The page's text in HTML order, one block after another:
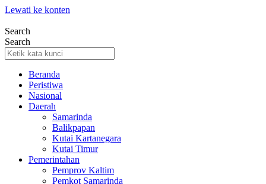
Lewati ke konten
Search
Search
Beranda
Peristiwa
Nasional
Daerah
Samarinda
Balikpapan
Kutai Kartanegara
Kutai Timur
Pemerintahan
Pemprov Kaltim
Pemkot Samarinda